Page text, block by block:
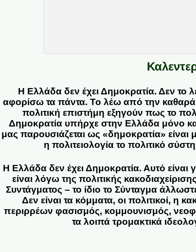
Η Ελλάδα δεν έχει Δημοκρατία. Δεν το
αφορίσω τα πάντα. Το λέω από την καθαρά
πολιτική επιστήμη εξηγούν πως το
Δημοκρατία υπήρχε στην Ελλάδα μόνο
μας παρουσιάζεται ως «δημοκρατία» είναι
η πολιτειολογία το πολιτικό
Η Ελλάδα δεν έχει Δημοκρατία. Αυτό είναι
είναι λόγω της πολιτικής
Συντάγματος – το ίδιο το Σύνταγμα
Δεν είναι τα κόμματα, οι πολιτικοί, η
περιρρέων φασισμός, κομμουνισμός,
τα λοιπά τρομακτικά